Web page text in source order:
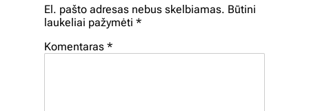
El. pašto adresas nebus skelbiamas. Būtini
laukeliai pažymėti *
Komentaras *